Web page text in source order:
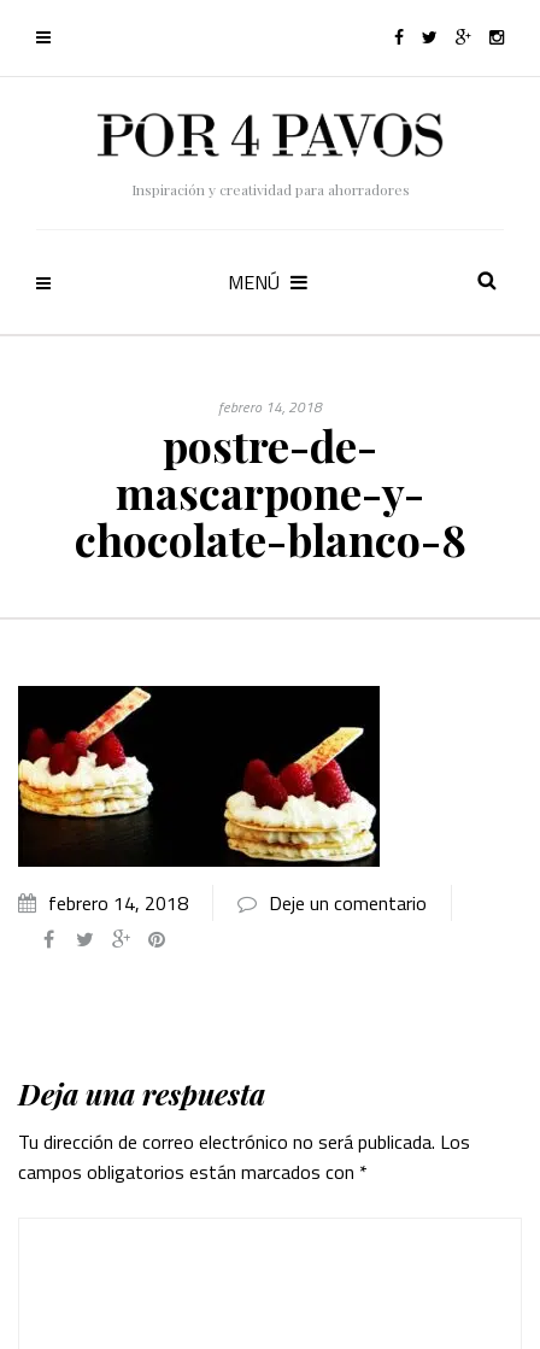
Inspiración y creatividad para ahorradores
MENÚ
febrero 14, 2018
postre-de-
mascarpone-y-
chocolate-blanco-8
febrero 14, 2018 Deje un comentario
Deja una respuesta
Tu dirección de correo electrónico no será publicada. Los
campos obligatorios están marcados con *